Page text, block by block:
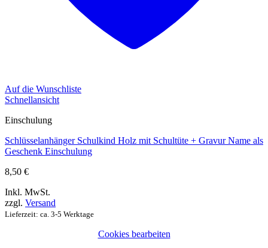
Auf die Wunschliste
Schnellansicht
Einschulung
Schlüsselanhänger Schulkind Holz mit Schultüte + Gravur Name als
Geschenk Einschulung
8,50 €
Inkl. MwSt.
zzgl. Versand
Lieferzeit: ca. 3-5 Werktage
Cookies bearbeiten